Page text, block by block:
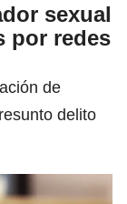
sexual
por redes
de
delito